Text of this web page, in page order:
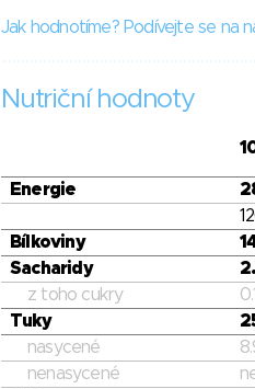
Jak hodnotíme? Podívejte se na
Nutriční hodnoty
Energie
Bílkoviny
Sacharidy
z toho cukry
Tuky
nasycené
nenasycené